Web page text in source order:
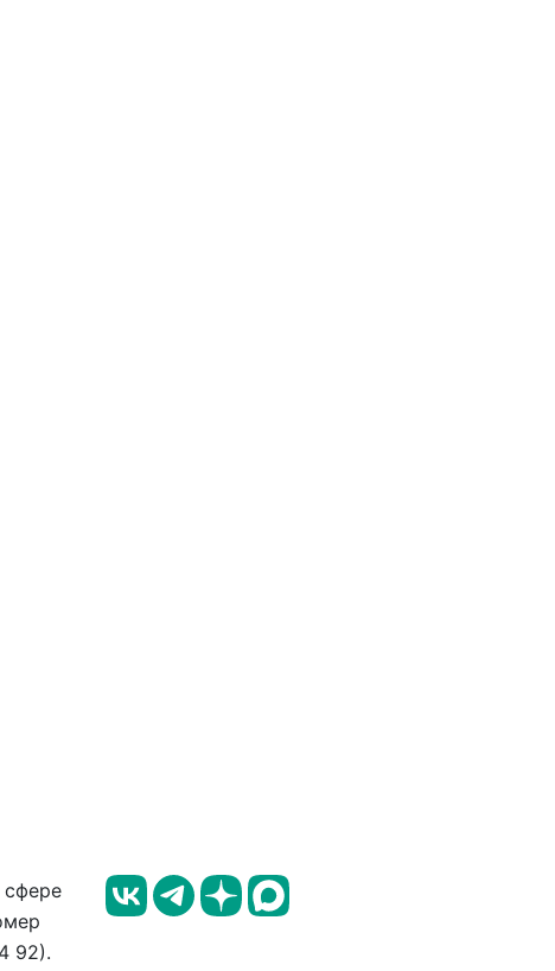
сфере
92).